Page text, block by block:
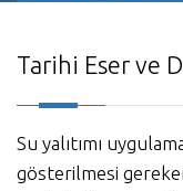
Tarihi Eser ve
Su yalıtımı
gösterilmesi